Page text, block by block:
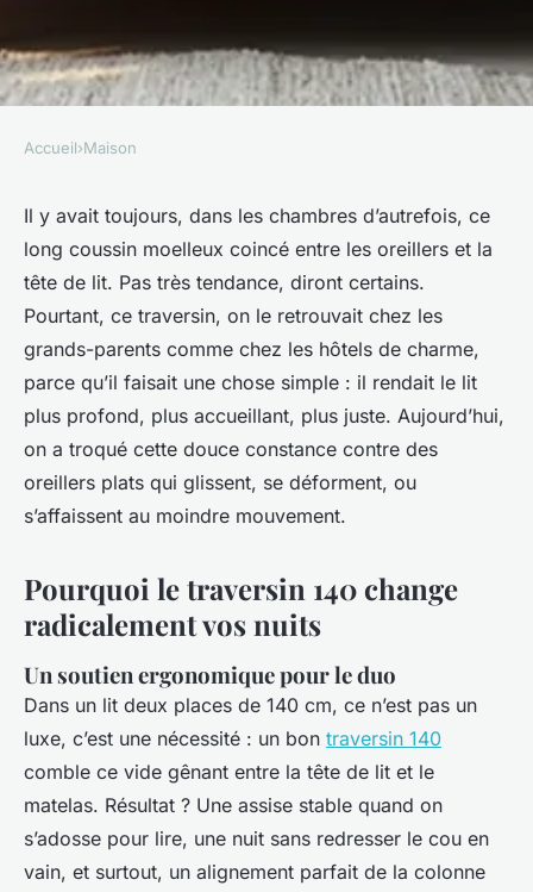
Oubliez vos nuits agitées avec
le traversin 140 cm idéal
Aubine•10/03/2026 09:56•7 min de lecture
Accueil›Maison
Il y avait toujours, dans les chambres d’autrefois, ce
long coussin moelleux coincé entre les oreillers et la
tête de lit. Pas très tendance, diront certains.
Pourtant, ce traversin, on le retrouvait chez les
grands-parents comme chez les hôtels de charme,
parce qu’il faisait une chose simple : il rendait le lit
plus profond, plus accueillant, plus juste. Aujourd’hui,
on a troqué cette douce constance contre des
oreillers plats qui glissent, se déforment, ou
s’affaissent au moindre mouvement.
Pourquoi le traversin 140 change
radicalement vos nuits
Un soutien ergonomique pour le duo
Dans un lit deux places de 140 cm, ce n’est pas un
luxe, c’est une nécessité : un bon traversin 140
comble ce vide gênant entre la tête de lit et le
matelas. Résultat ? Une assise stable quand on
s’adosse pour lire, une nuit sans redresser le cou en
vain, et surtout, un alignement parfait de la colonne